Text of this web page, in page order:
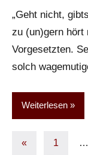
„Geht nicht,
zu (un)gern hört
Vorgesetzten.
solch
Weiterlesen
« Vorherige
1 …